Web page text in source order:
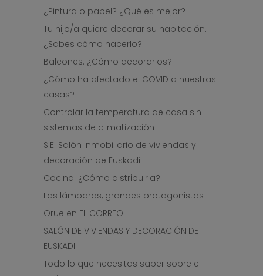
¿Pintura o papel? ¿Qué es mejor?
Tu hijo/a quiere decorar su habitación.
¿Sabes cómo hacerlo?
Balcones: ¿Cómo decorarlos?
¿Cómo ha afectado el COVID a nuestras
casas?
Controlar la temperatura de casa sin
sistemas de climatización
SIE: Salón inmobiliario de viviendas y
decoración de Euskadi
Cocina: ¿Cómo distribuirla?
Las lámparas, grandes protagonistas
Orue en EL CORREO
SALÓN DE VIVIENDAS Y DECORACIÓN DE
EUSKADI
Todo lo que necesitas saber sobre el